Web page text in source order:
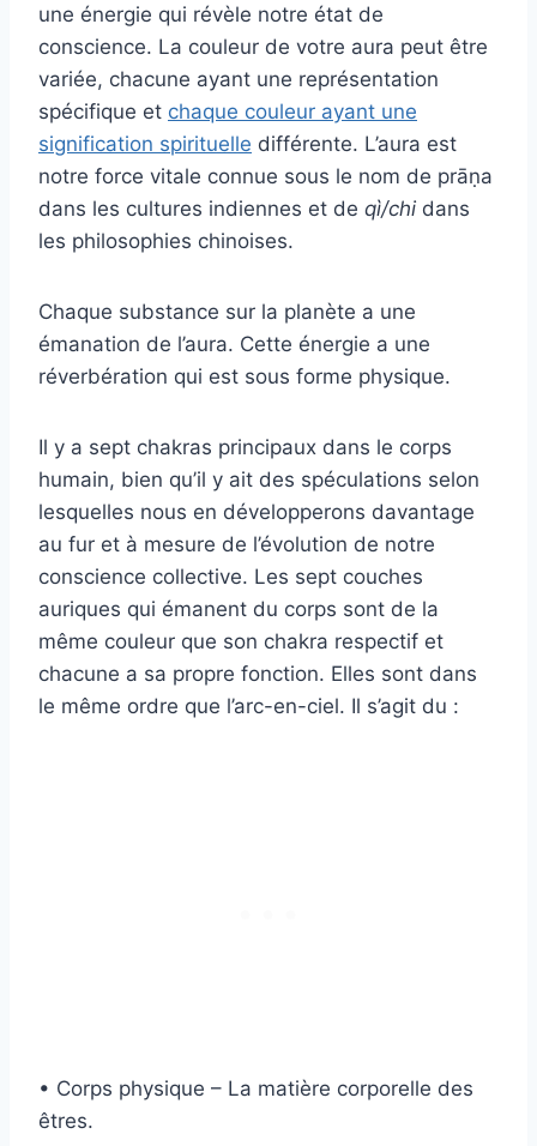
une énergie qui révèle notre état de
conscience. La couleur de votre aura peut être
variée, chacune ayant une représentation
spécifique et chaque couleur ayant une
signification spirituelle différente. L’aura est
notre force vitale connue sous le nom de prāṇa
dans les cultures indiennes et de qì/chi dans
les philosophies chinoises.
Chaque substance sur la planète a une
émanation de l’aura. Cette énergie a une
réverbération qui est sous forme physique.
Il y a sept chakras principaux dans le corps
humain, bien qu’il y ait des spéculations selon
lesquelles nous en développerons davantage
au fur et à mesure de l’évolution de notre
conscience collective. Les sept couches
auriques qui émanent du corps sont de la
même couleur que son chakra respectif et
chacune a sa propre fonction. Elles sont dans
le même ordre que l’arc-en-ciel. Il s’agit du :
• Corps physique – La matière corporelle des
êtres.